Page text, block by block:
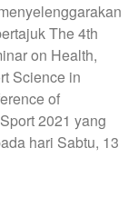
The 4th
on Health,
Science in
of
2021 yang
hari Sabtu, 13